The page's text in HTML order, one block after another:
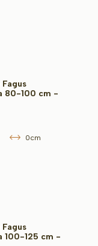
80-100 cm -
0cm
100-125 cm -